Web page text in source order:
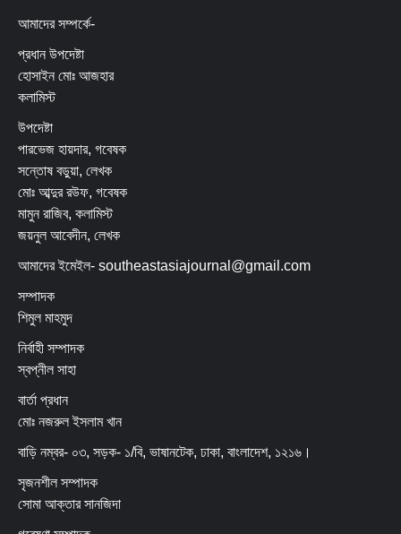
আমাদের সম্পর্কে-
প্রধান উপদেষ্টা
হোসাইন মোঃ আজহার
কলামিস্ট
উপদেষ্টা
পারভেজ হায়দার, গবেষক
সন্তোষ বড়ুয়া, লেখক
মোঃ আব্দুর রউফ, গবেষক
মামুন রাজিব, কলামিস্ট
জয়নুল আবেদীন, লেখক
আমাদের ইমেইল- southeastasiajournal@gmail.com
সম্পাদক
শিমুল মাহমুদ
নির্বাহী সম্পাদক
স্বপ্নীল সাহা
বার্তা প্রধান
মোঃ নজরুল ইসলাম খান
বাড়ি নম্বর- ০৩, সড়ক- ১/বি, ভাষানটেক, ঢাকা, বাংলাদেশ, ১২১৬।
সৃজনশীল সম্পাদক
সোমা আক্তার সানজিদা